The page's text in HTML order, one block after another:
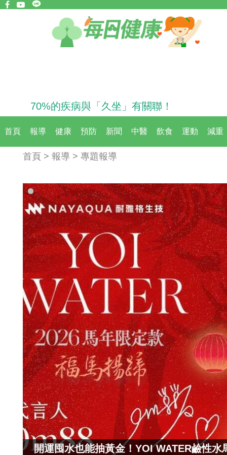
70%的疾病與「久坐」有關聯！
首頁 報導 健康 預防 新聞 中醫 飲食 運動 減重
首頁 > 報導 > 專題報導
開運囤水也能抽黃金！YOI WATER鹼性